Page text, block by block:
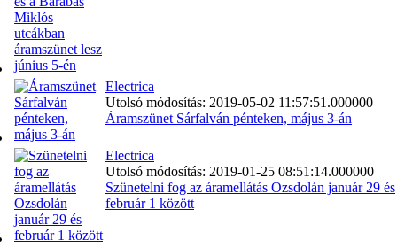
Electrica
Utolsó módosítás: 2019-05-02 11:57:51.000000
Áramszünet Sárfalván pénteken, május 3-án
Electrica
Utolsó módosítás: 2019-01-25 08:51:14.000000
Szünetelni fog az áramellátás Ozsdolán január 29 és
február 1 között